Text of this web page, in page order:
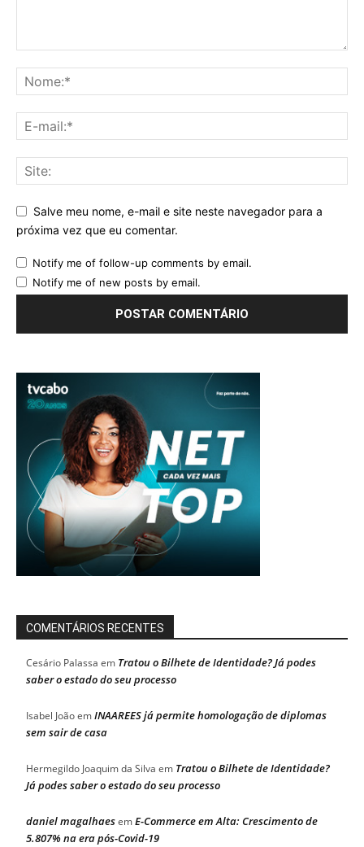
Salve meu nome, e-mail e site neste navegador para a
próxima vez que eu comentar.
Notify me of follow-up comments by email.
Notify me of new posts by email.
COMENTÁRIOS RECENTES
Cesário Palassa em Tratou o Bilhete de Identidade? Já podes
saber o estado do seu processo
Isabel JoãoemINAAREES já permite homologação de diplomas
sem sair de casa
Hermegildo Joaquim da Silva em Tratou o Bilhete de Identidade?
Já podes saber o estado do seu processo
daniel magalhaesemE-Commerce em Alta: Crescimento de
5.807% na era pós-Covid-19